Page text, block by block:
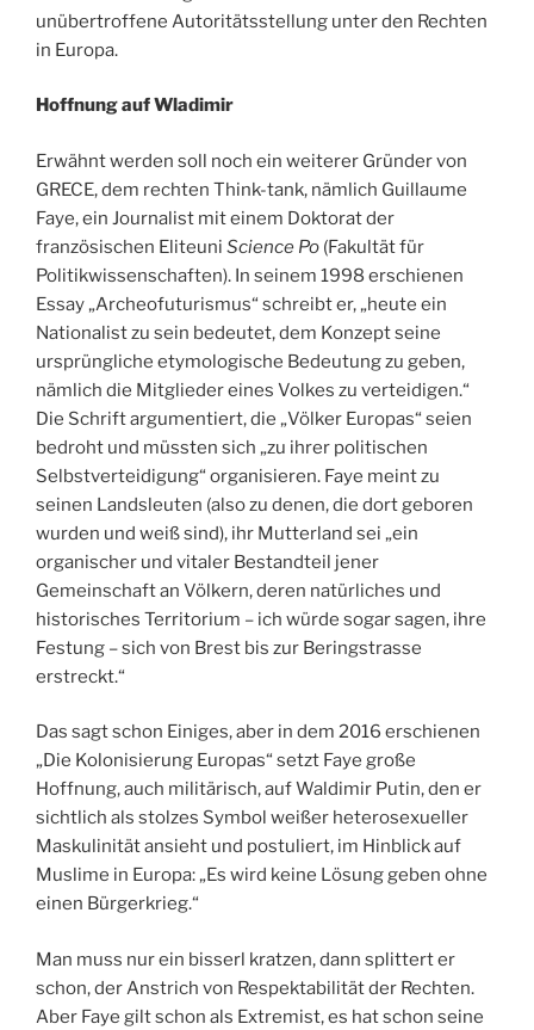
unübertroffene Autoritätsstellung unter den Rechten
in Europa.
Hoffnung auf Wladimir
Erwähnt werden soll noch ein weiterer Gründer von
GRECE, dem rechten Think-tank, nämlich Guillaume
Faye, ein Journalist mit einem Doktorat der
französischen Eliteuni Science Po (Fakultät für
Politikwissenschaften). In seinem 1998 erschienen
Essay „Archeofuturismus“ schreibt er, „heute ein
Nationalist zu sein bedeutet, dem Konzept seine
ursprüngliche etymologische Bedeutung zu geben,
nämlich die Mitglieder eines Volkes zu verteidigen.“
Die Schrift argumentiert, die „Völker Europas“ seien
bedroht und müssten sich „zu ihrer politischen
Selbstverteidigung“ organisieren. Faye meint zu
seinen Landsleuten (also zu denen, die dort geboren
wurden und weiß sind), ihr Mutterland sei „ein
organischer und vitaler Bestandteil jener
Gemeinschaft an Völkern, deren natürliches und
historisches Territorium – ich würde sogar sagen, ihre
Festung – sich von Brest bis zur Beringstrasse
erstreckt.“
Das sagt schon Einiges, aber in dem 2016 erschienen
„Die Kolonisierung Europas“ setzt Faye große
Hoffnung, auch militärisch, auf Waldimir Putin, den er
sichtlich als stolzes Symbol weißer heterosexueller
Maskulinität ansieht und postuliert, im Hinblick auf
Muslime in Europa: „Es wird keine Lösung geben ohne
einen Bürgerkrieg.“
Man muss nur ein bisserl kratzen, dann splittert er
schon, der Anstrich von Respektabilität der Rechten.
Aber Faye gilt schon als Extremist, es hat schon seine